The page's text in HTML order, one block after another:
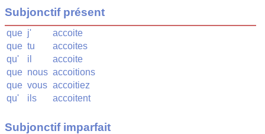
Subjonctif présent
que j'
accoite
que tu
accoites
qu'
il
accoite
que nous accoitions
que vous accoitiez
qu'
ils accoitent
Subjonctif imparfait